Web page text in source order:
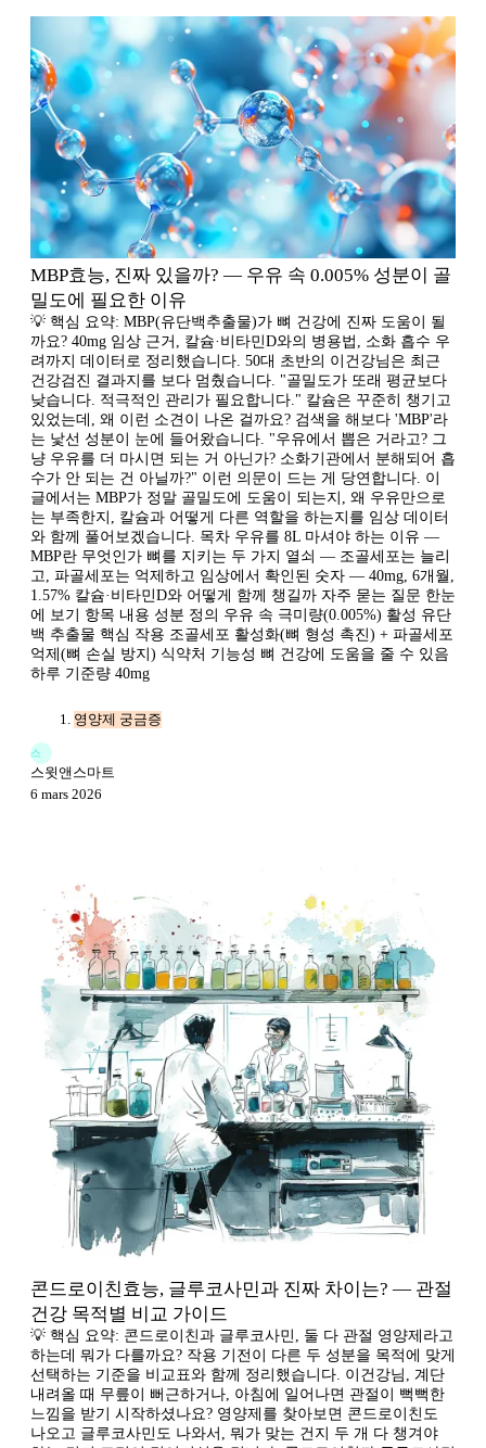
MBP효능, 진짜 있을까? — 우유 속 0.005% 성분이 골
밀도에 필요한 이유
💡 핵심 요약: MBP(유단백추출물)가 뼈 건강에 진짜 도움이 될
까요? 40mg 임상 근거, 칼슘·비타민D와의 병용법, 소화 흡수 우
려까지 데이터로 정리했습니다. 50대 초반의 이건강님은 최근
건강검진 결과지를 보다 멈췄습니다. "골밀도가 또래 평균보다
낮습니다. 적극적인 관리가 필요합니다." 칼슘은 꾸준히 챙기고
있었는데, 왜 이런 소견이 나온 걸까요? 검색을 해보다 'MBP'라
는 낯선 성분이 눈에 들어왔습니다. "우유에서 뽑은 거라고? 그
냥 우유를 더 마시면 되는 거 아닌가? 소화기관에서 분해되어 흡
수가 안 되는 건 아닐까?" 이런 의문이 드는 게 당연합니다. 이
글에서는 MBP가 정말 골밀도에 도움이 되는지, 왜 우유만으로
는 부족한지, 칼슘과 어떻게 다른 역할을 하는지를 임상 데이터
와 함께 풀어보겠습니다. 목차 우유를 8L 마셔야 하는 이유 —
MBP란 무엇인가 뼈를 지키는 두 가지 열쇠 — 조골세포는 늘리
고, 파골세포는 억제하고 임상에서 확인된 숫자 — 40mg, 6개월,
1.57% 칼슘·비타민D와 어떻게 함께 챙길까 자주 묻는 질문 한눈
에 보기 항목 내용 성분 정의 우유 속 극미량(0.005%) 활성 유단
백 추출물 핵심 작용 조골세포 활성화(뼈 형성 촉진) + 파골세포
억제(뼈 손실 방지) 식약처 기능성 뼈 건강에 도움을 줄 수 있음
하루 기준량 40mg
영양제 궁금증
스
스윗앤스마트
6 mars 2026
콘드로이친효능, 글루코사민과 진짜 차이는? — 관절
건강 목적별 비교 가이드
💡 핵심 요약: 콘드로이친과 글루코사민, 둘 다 관절 영양제라고
하는데 뭐가 다를까요? 작용 기전이 다른 두 성분을 목적에 맞게
선택하는 기준을 비교표와 함께 정리했습니다. 이건강님, 계단
내려올 때 무릎이 뻐근하거나, 아침에 일어나면 관절이 뻑뻑한
느낌을 받기 시작하셨나요? 영양제를 찾아보면 콘드로이친도
나오고 글루코사민도 나와서, 뭐가 맞는 건지 두 개 다 챙겨야